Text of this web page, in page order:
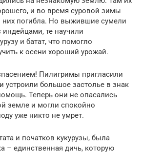
и во время суровой зимы
них погибла. Но выжившие сумели
индейцами, те научили
и батат, что помогло
к осени хороший урожай.
Пилигримы пригласили
устроили большое застолье в знак
Теперь они не опасались
земле и могли спокойно
уже никто не умрет.
и початков кукурузы, была
– единственная дичь, которую